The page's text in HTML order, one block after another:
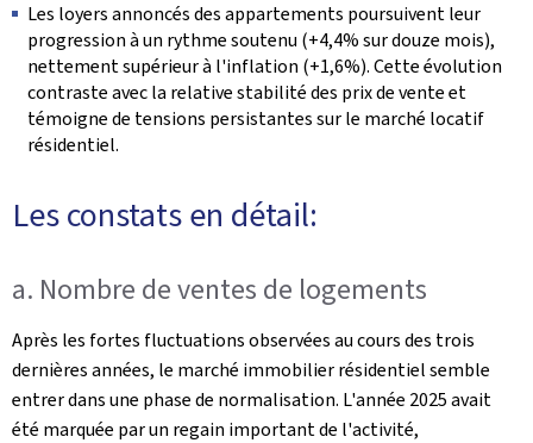
Les loyers annoncés des appartements poursuivent leur
progression à un rythme soutenu (+4,4% sur douze mois),
nettement supérieur à l'inflation (+1,6%). Cette évolution
contraste avec la relative stabilité des prix de vente et
témoigne de tensions persistantes sur le marché locatif
résidentiel.
Les constats en détail:
a. Nombre de ventes de logements
Après les fortes fluctuations observées au cours des trois
dernières années, le marché immobilier résidentiel semble
entrer dans une phase de normalisation. L'année 2025 avait
été marquée par un regain important de l'activité,